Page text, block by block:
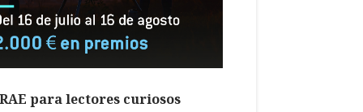
para lectores curiosos